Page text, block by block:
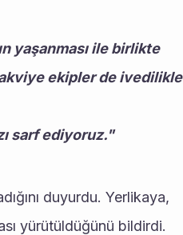
yaşanması ile birlikte
ekipler de ivedilikle
sarf ediyoruz."
duyurdu. Yerlikaya,
yürütüldüğünü bildirdi.